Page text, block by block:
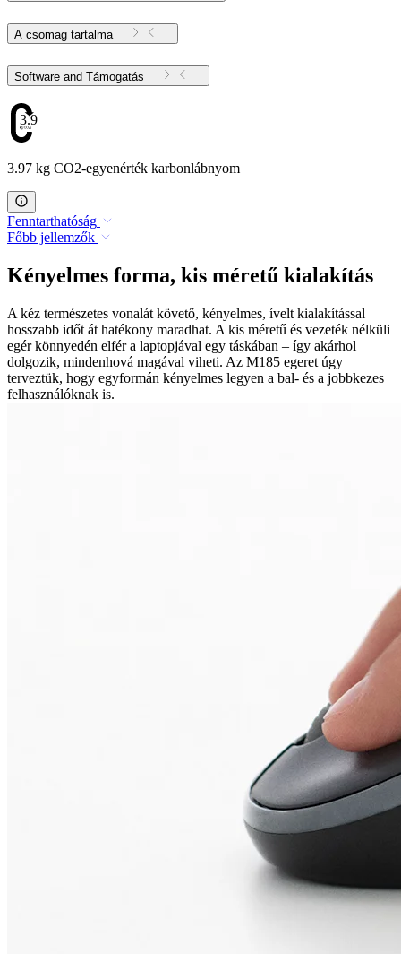
A csomag tartalma
Software and Támogatás
3.97
3.97 kg CO2-egyenérték karbonlábnyom
Fenntarthatóság
Főbb jellemzők
Kényelmes forma, kis méretű kialakítás
A kéz természetes vonalát követő, kényelmes, ívelt kialakítással
hosszabb időt át hatékony maradhat. A kis méretű és vezeték nélküli
egér könnyedén elfér a laptopjával egy táskában – így akárhol
dolgozik, mindenhová magával viheti. Az M185 egeret úgy
terveztük, hogy egyformán kényelmes legyen a bal- és a jobbkezes
felhasználóknak is.